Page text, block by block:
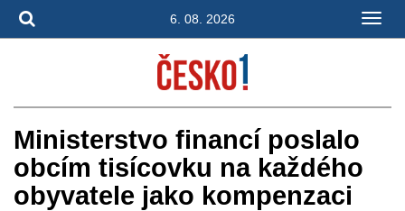
6. 08. 2026
Ministerstvo financí poslalo
obcím tisícovku na každého
obyvatele jako kompenzaci